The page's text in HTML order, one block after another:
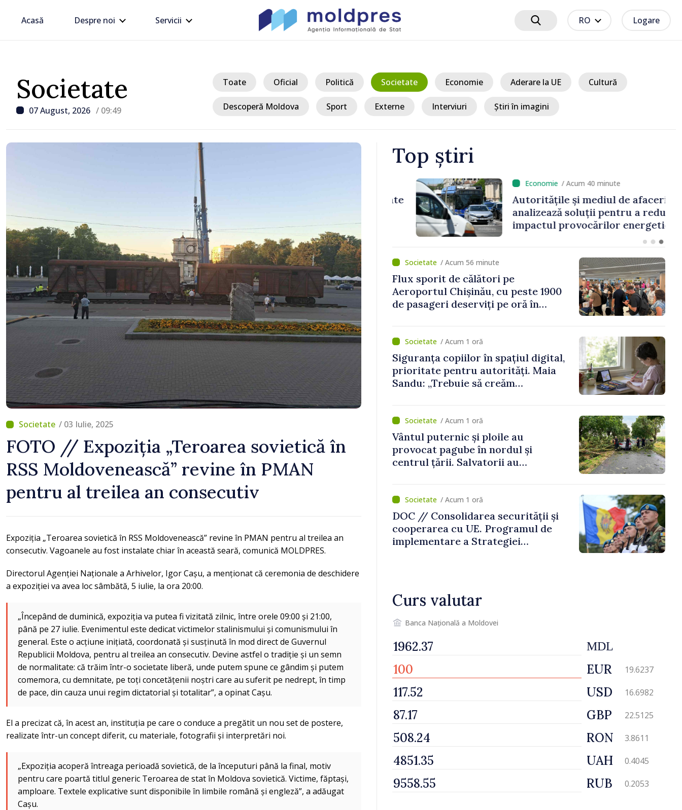
Acasă Despre noi Servicii RO Logare
Societate
07 August, 2026 / 09:49
Toate Oficial Politică Societate Economie Aderare la UE Cultură
Descoperă Moldova Sport Externe Interviuri Știri în imagini
/ 03 Iulie, 2025
FOTO // Expoziția „Teroarea sovietică în
RSS Moldovenească” revine în PMAN
pentru al treilea an consecutiv
Expoziția „Teroarea sovietică în RSS Moldovenească” revine în PMAN pentru al treilea an
consecutiv. Vagoanele au fost instalate chiar în această seară, comunică MOLDPRES.
Directorul Agenției Naționale a Arhivelor, Igor Cașu, a menționat că ceremonia de deschidere
a expoziției va avea loc sâmbătă, 5 iulie, la ora 20:00.
„Începând de duminică, expoziția va putea fi vizitată zilnic, între orele 09:00 și 21:00,
până pe 27 iulie. Evenimentul este dedicat victimelor stalinismului și comunismului în
general. Este o acțiune inițiată, coordonată și susținută în mod direct de Guvernul
Republicii Moldova, pentru al treilea an consecutiv. Devine astfel o tradiție și un semn
de normalitate: că trăim într-o societate liberă, unde putem spune ce gândim și putem
comemora, cu demnitate, pe toți concetățenii noștri care au suferit pe nedrept, în timp
de pace, din cauza unui regim dictatorial și totalitar”, a opinat Cașu.
El a precizat că, în acest an, instituția pe care o conduce a pregătit un nou set de postere,
realizate într-un concept diferit, cu materiale, fotografii și interpretări noi.
„Expoziția acoperă întreaga perioadă sovietică, de la începuturi până la final, motiv
pentru care poartă titlul generic Teroarea de stat în Moldova sovietică. Victime, făptași,
amploare. Textele explicative sunt disponibile în limbile română și engleză”, a adăugat
Cașu.
Top știri
/ Acum 14 minute
Peste 370 de accidente, înregistrate
de la începutul anului în capitală.
Șase persoane și-au pierdut viața
/ Acum 40 minute
Autoritățile și mediul de afaceri
analizează soluții pentru a reduce
impactul provocărilor energetice
asupra economiei
/ Acum 56 minute
Flux sporit de călători pe
Aeroportul Chișinău, cu peste 1900
de pasageri deserviți pe oră în
/ Acum 1 oră
Siguranța copiilor în spațiul digital,
prioritate pentru autorități. Maia
Sandu: „Trebuie să creăm
/ Acum 1 oră
Vântul puternic și ploile au
provocat pagube în nordul și
centrul țării. Salvatorii au
/ Acum 1 oră
DOC // Consolidarea securității și
cooperarea cu UE. Programul de
implementare a Strategiei
Curs valutar
Banca Națională a Moldovei
MDL
EUR 19.6237
USD 16.6982
GBP 22.5125
RON 3.8611
UAH 0.4045
RUB 0.2053